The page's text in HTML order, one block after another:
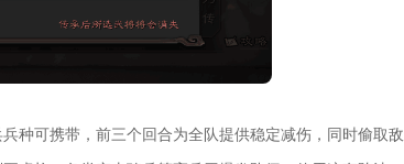
种可携带，前三个回合为全队提供稳定减伤，同时偷取敌